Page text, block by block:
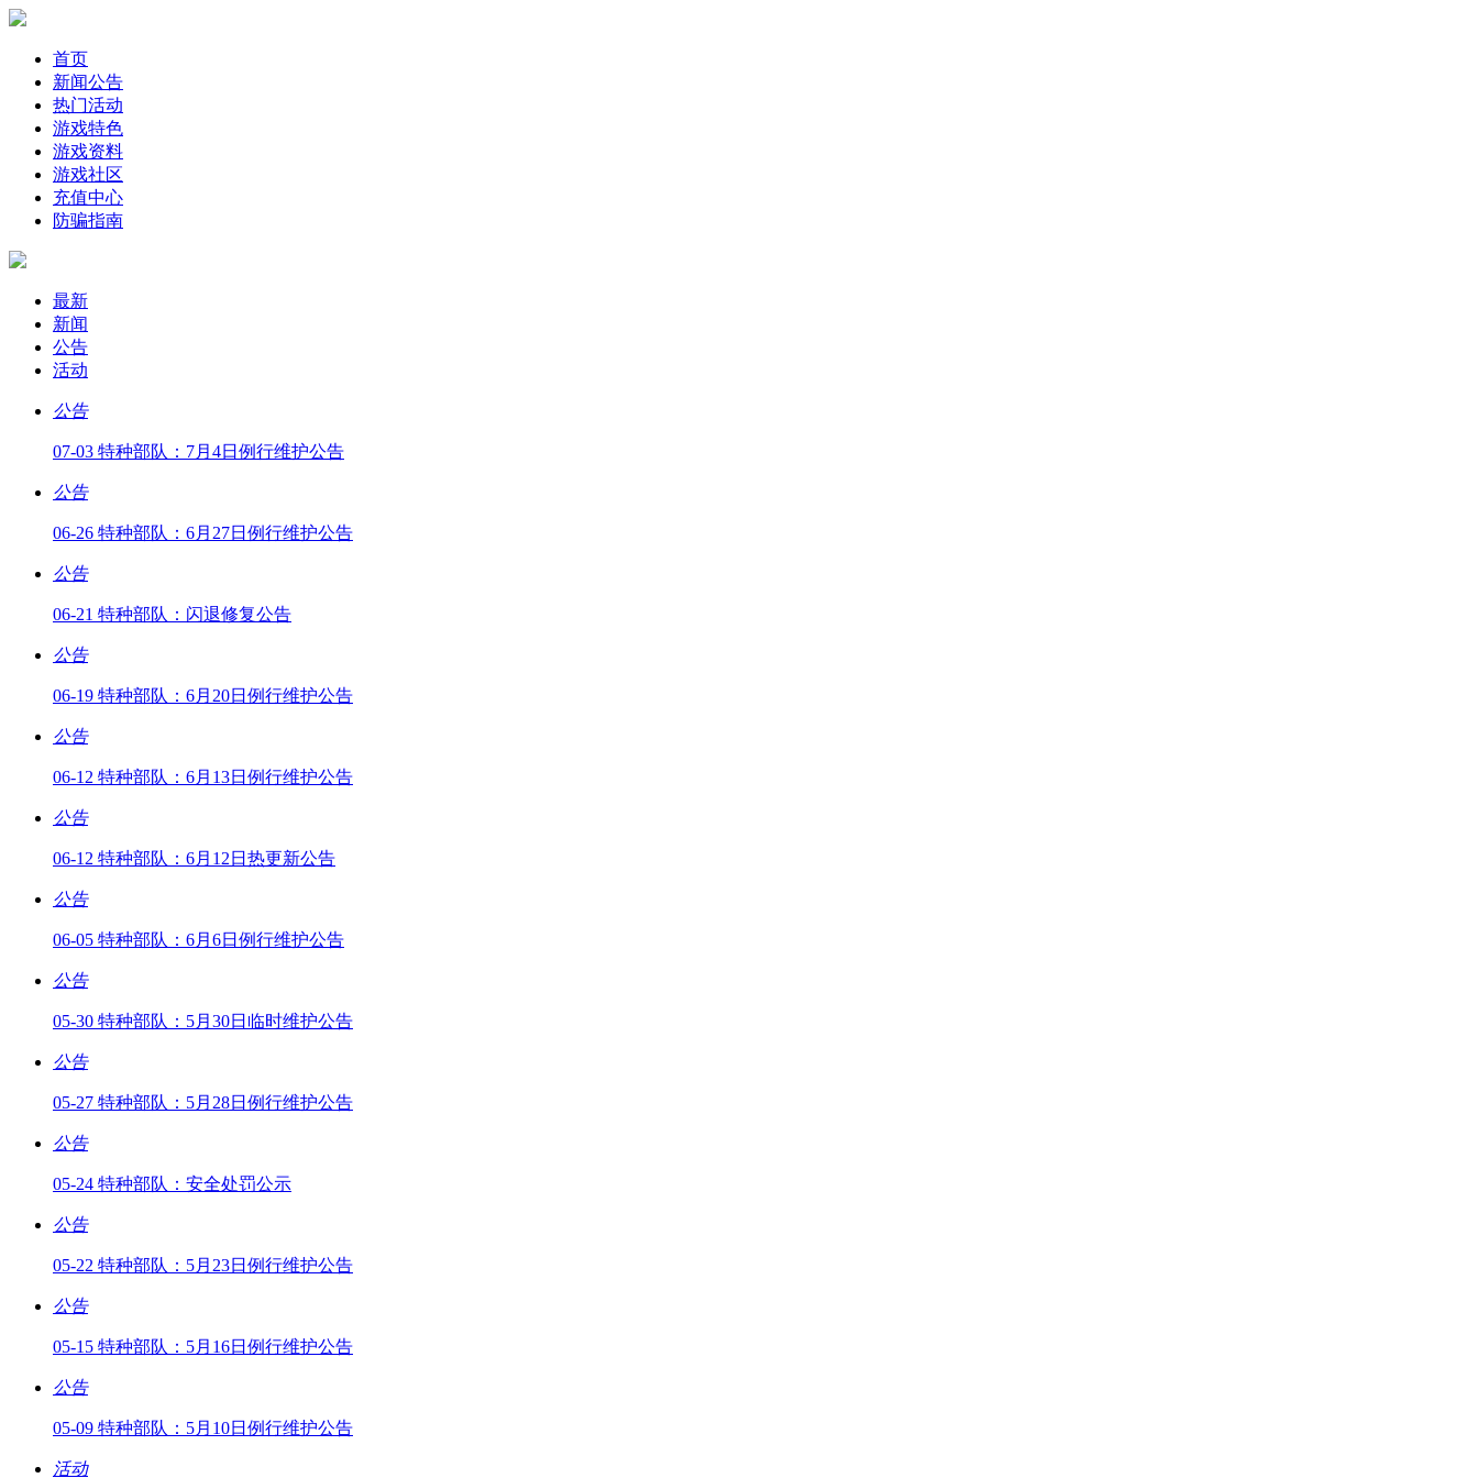
首页
新闻公告
热门活动
游戏特色
游戏资料
游戏社区
充值中心
防骗指南
最新
新闻
公告
活动
公告
07-03 特种部队：7月4日例行维护公告
公告
06-26 特种部队：6月27日例行维护公告
公告
06-21 特种部队：闪退修复公告
公告
06-19 特种部队：6月20日例行维护公告
公告
06-12 特种部队：6月13日例行维护公告
公告
06-12 特种部队：6月12日热更新公告
公告
06-05 特种部队：6月6日例行维护公告
公告
05-30 特种部队：5月30日临时维护公告
公告
05-27 特种部队：5月28日例行维护公告
公告
05-24 特种部队：安全处罚公示
公告
05-22 特种部队：5月23日例行维护公告
公告
05-15 特种部队：5月16日例行维护公告
公告
05-09 特种部队：5月10日例行维护公告
活动